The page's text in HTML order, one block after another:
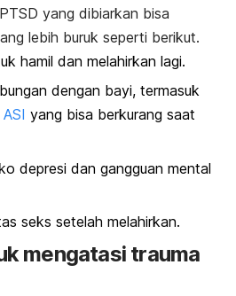
yang dibiarkan bisa
lebih buruk seperti berikut.
hamil dan melahirkan lagi.
dengan bayi, termasuk
yang bisa berkurang saat
depresi dan gangguan mental
seks setelah melahirkan.
mengatasi trauma